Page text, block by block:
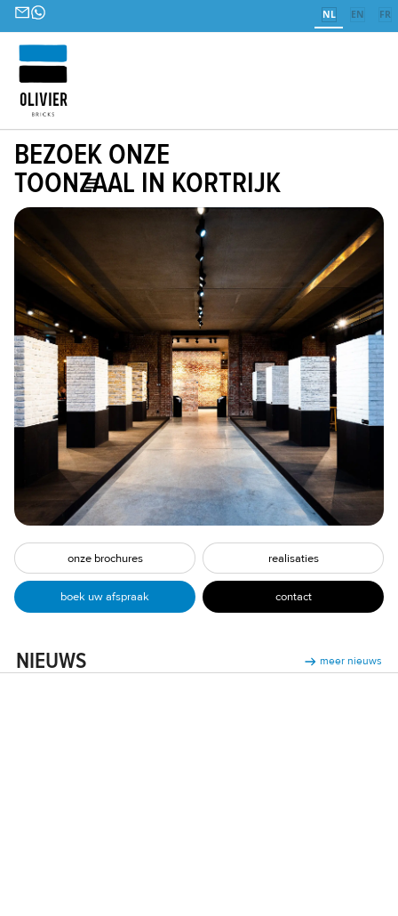
NL EN FR
BEZOEK ONZE
TOONZAAL IN KORTRIJK
onze brochures realisaties
boek uw afspraak contact
NIEUWS meer nieuws